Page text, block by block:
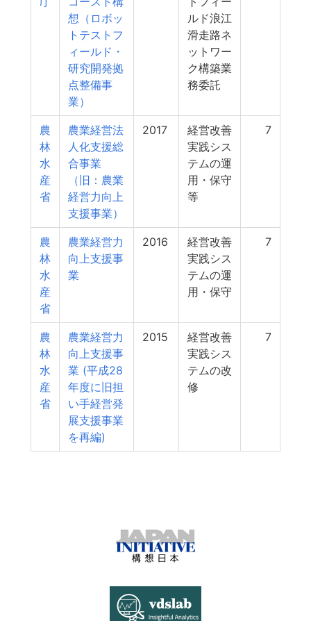
想（ロボッ
トテストフ
ィールド・
研究開発拠
点整備事
業）
ルド浪江
滑走路ネ
ットワー
ク構築業
務委託
農
林
水
産
省
農業経営法
人化支援総
合事業
（旧：農業
経営力向上
支援事業）
2017
経営改善
実践シス
テムの運
用・保守
等
7
農
林
水
産
省
農業経営力
向上支援事
業
2016
経営改善
実践シス
テムの運
用・保守
7
農
林
水
産
省
農業経営力
向上支援事
業 (平成28
年度に旧担
い手経営発
展支援事業
を再編)
2015
経営改善
実践シス
テムの改
修
7